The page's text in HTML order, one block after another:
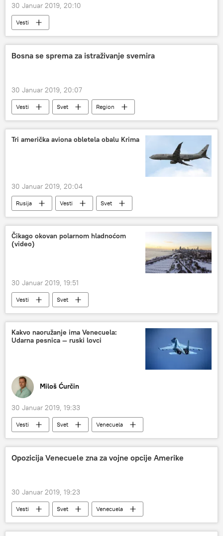
30 Januar 2019, 20:10
Vesti
Bosna se sprema za istraživanje svemira
30 Januar 2019, 20:07
Vesti Svet Region
Tri američka aviona obletela obalu Krima
30 Januar 2019, 20:04
Rusija Vesti Svet
Čikago okovan polarnom hladnoćom
(video)
30 Januar 2019, 19:51
Vesti Svet
Kakvo naoružanje ima Venecuela:
Udarna pesnica — ruski lovci
Miloš Ćurčin
30 Januar 2019, 19:33
Vesti Svet
Venecuela
Su-30MK2V
Vojska i naoružanje
S-300 raketni sistem
Opozicija Venecuele zna za vojne opcije Amerike
30 Januar 2019, 19:23
Vesti Svet Venecuela